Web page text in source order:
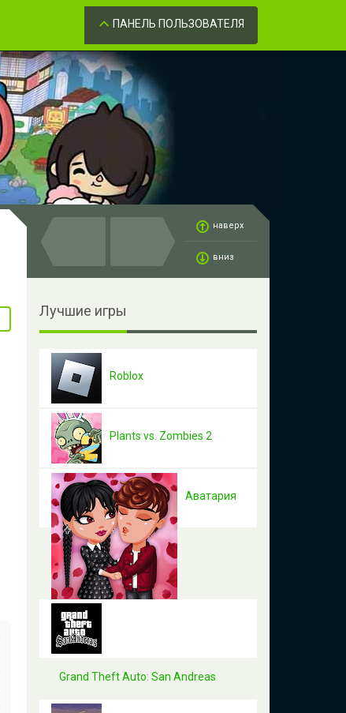
Забыли пароль?
ПАНЕЛЬ ПОЛЬЗОВАТЕЛЯ
наверх
вниз
Лучшие игры
Roblox
Plants vs. Zombies 2
Аватария
Grand Theft Auto: San Andreas